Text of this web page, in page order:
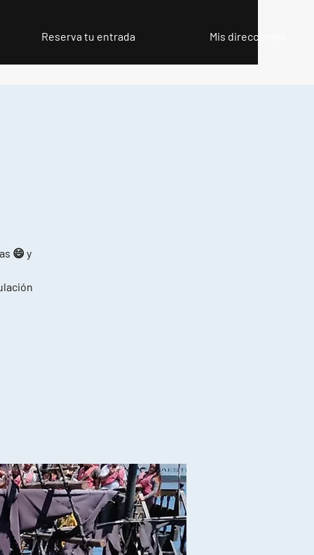
Reserva tu entrada Mis direcciones
😄 y